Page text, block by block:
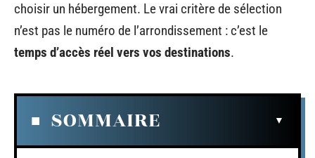
choisir un hébergement. Le vrai critère de sélection
n’est pas le numéro de l’arrondissement : c’est le
temps d’accès réel vers vos destinations.
SOMMAIRE